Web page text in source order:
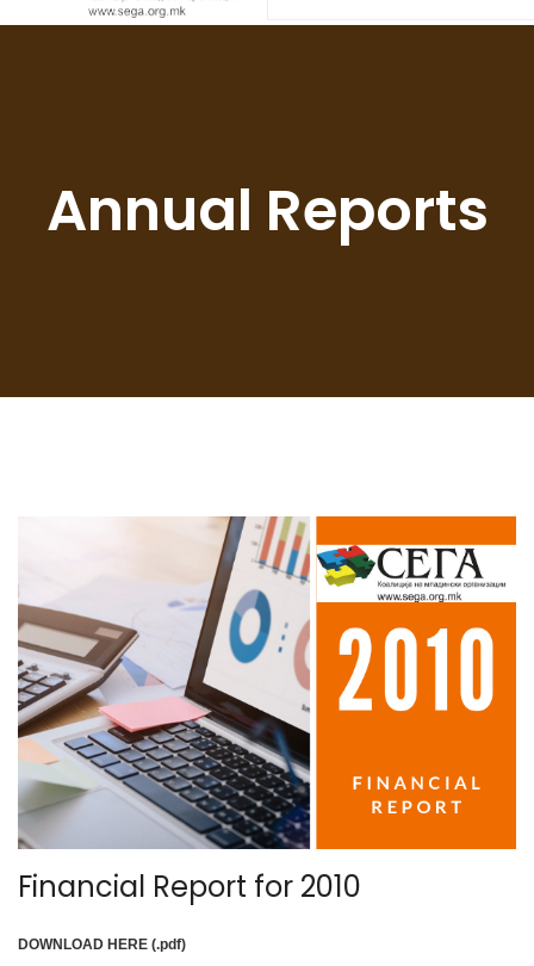
Annual Reports
Financial Report for 2010
DOWNLOAD HERE (.pdf)